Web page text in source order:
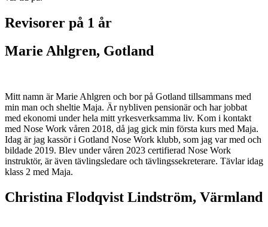
Revisorer på 1 år
Marie Ahlgren, Gotland
Mitt namn är Marie Ahlgren och bor på Gotland tillsammans med
min man och sheltie Maja. Är nybliven pensionär och har jobbat
med ekonomi under hela mitt yrkesverksamma liv. Kom i kontakt
med Nose Work våren 2018, då jag gick min första kurs med Maja.
Idag är jag kassör i Gotland Nose Work klubb, som jag var med och
bildade 2019. Blev under våren 2023 certifierad Nose Work
instruktör, är även tävlingsledare och tävlingssekreterare. Tävlar idag
klass 2 med Maja.
Christina Flodqvist Lindström, Värmland